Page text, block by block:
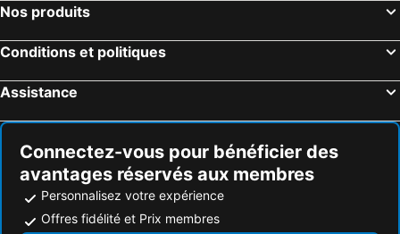
Nos produits
Conditions et politiques
Assistance
Connectez-vous pour bénéficier des
avantages réservés aux membres
Personnalisez votre expérience
Offres fidélité et Prix membres